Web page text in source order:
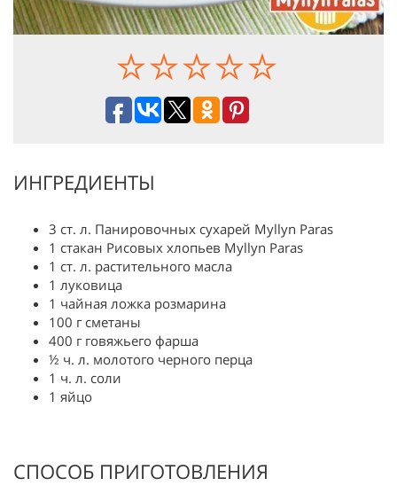
ИНГРЕДИЕНТЫ
3 ст. л. Панировочных сухарей Myllyn Paras
1 стакан Рисовых хлопьев Myllyn Paras
1 ст. л. растительного масла
1 луковица
1 чайная ложка розмарина
100 г сметаны
400 г говяжьего фарша
½ ч. л. молотого черного перца
1 ч. л. соли
1 яйцо
СПОСОБ ПРИГОТОВЛЕНИЯ